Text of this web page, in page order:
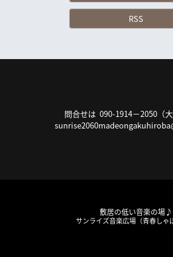
RSS
問合せは 090-1914－2050（
敷居の低い音楽の場♪
サンライズ音楽広場（青春しゃ